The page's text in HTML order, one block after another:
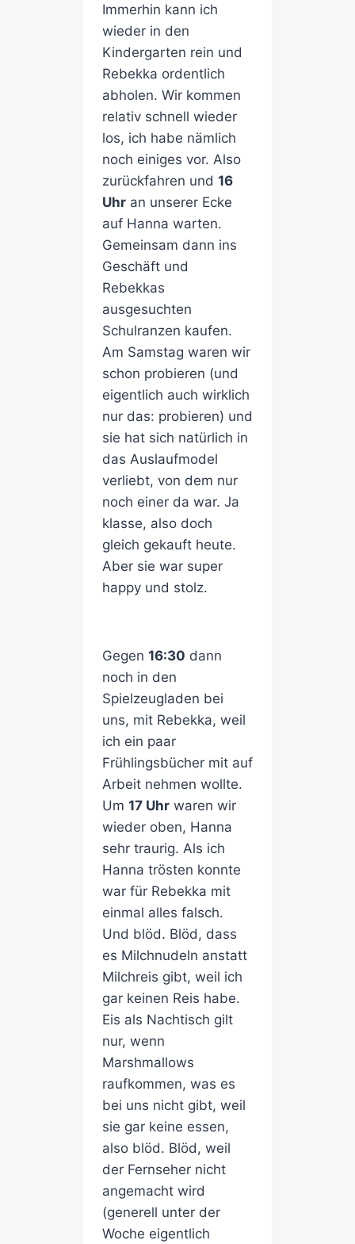
Immerhin kann ich
wieder in den
Kindergarten rein und
Rebekka ordentlich
abholen. Wir kommen
relativ schnell wieder
los, ich habe nämlich
noch einiges vor. Also
zurückfahren und 16
Uhran unserer Ecke
auf Hanna warten.
Gemeinsam dann ins
Geschäft und
Rebekkas
ausgesuchten
Schulranzen kaufen.
Am Samstag waren wir
schon probieren (und
eigentlich auch wirklich
nur das: probieren) und
sie hat sich natürlich in
das Auslaufmodel
verliebt, von dem nur
noch einer da war. Ja
klasse, also doch
gleich gekauft heute.
Aber sie war super
happy und stolz.
Gegen 16:30 dann
noch in den
Spielzeugladen bei
uns, mit Rebekka, weil
ich ein paar
Frühlingsbücher mit auf
Arbeit nehmen wollte.
Um 17 Uhrwaren wir
wieder oben, Hanna
sehr traurig. Als ich
Hanna trösten konnte
war für Rebekka mit
einmal alles falsch.
Und blöd. Blöd, dass
es Milchnudeln anstatt
Milchreis gibt, weil ich
gar keinen Reis habe.
Eis als Nachtisch gilt
nur, wenn
Marshmallows
raufkommen, was es
bei uns nicht gibt, weil
sie gar keine essen,
also blöd. Blöd, weil
der Fernseher nicht
angemacht wird
(generell unter der
Woche eigentlich